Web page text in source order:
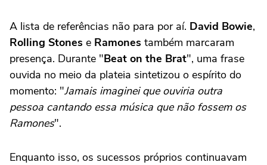
A lista de referências não para por aí. David Bowie,
Rolling Stones e Ramones também marcaram
presença. Durante "Beat on the Brat", uma frase
ouvida no meio da plateia sintetizou o espírito do
momento: "Jamais imaginei que ouviria outra
pessoa cantando essa música que não fossem os
Ramones".
Enquanto isso, os sucessos próprios continuavam